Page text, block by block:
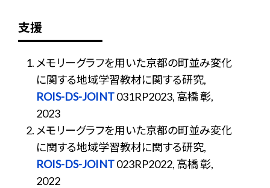
支援
メモリーグラフを用いた京都の町並み変化
に関する地域学習教材に関する研究,
ROIS-DS-JOINT031RP2023, 高橋 彰,
2023
メモリーグラフを用いた京都の町並み変化
に関する地域学習教材に関する研究,
ROIS-DS-JOINT023RP2022, 高橋 彰,
2022